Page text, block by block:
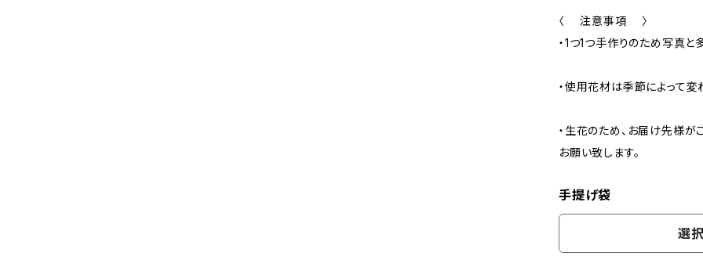
〈 注意事項 〉
・1つ1つ手作りのため写真と
・使用花材は季節によって変
・生花のため、お届け先様
お願い致します。
手提げ袋
選